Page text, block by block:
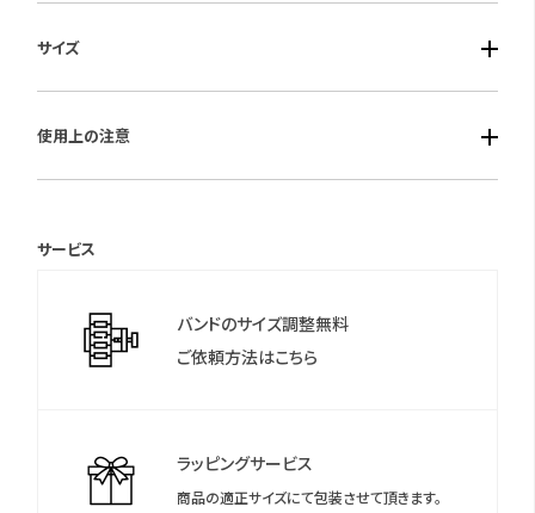
■風防素材：アクリル
■ベルト素材：イタリア製ヴィンテージ調レザー
サイズ
使用上の注意
＊保証書について
サービス
バンドのサイズ調整無料
ご依頼方法はこちら
ラッピングサービス
商品の適正サイズにて包装させて頂きます。